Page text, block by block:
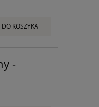
DO KOSZYKA
-